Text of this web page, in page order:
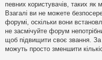
певних користувачів, таких як
Взагалі ви не можете
форумі, оскільки вони
не засмічуйте форум
щоб підвищити своє звання.
можуть просто зменшити